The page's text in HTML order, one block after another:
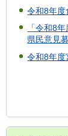
令和8年度
「令和8
県民意見
令和8年度